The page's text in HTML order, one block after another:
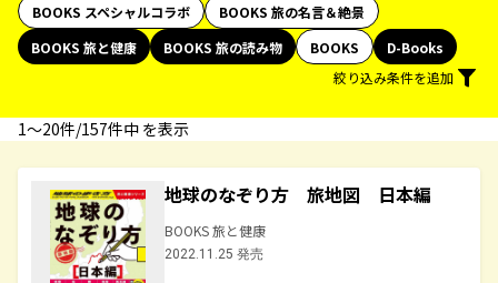
BOOKS スペシャルコラボ
BOOKS 旅の名言＆絶景
BOOKS 旅と健康
BOOKS 旅の読み物 BOOKS
D-Books
絞り込み条件を追加
1〜20件/157件中 を表示
地球のなぞり方 旅地図 日本編
BOOKS 旅と健康
2022.11.25 発売